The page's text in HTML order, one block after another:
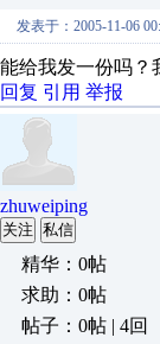
发表于：2005-11-06
能给我发一份吗？
回复 引用 举报
zhuweiping
关注 私信
精华：0帖
求助：0帖
帖子：0帖 | 4回